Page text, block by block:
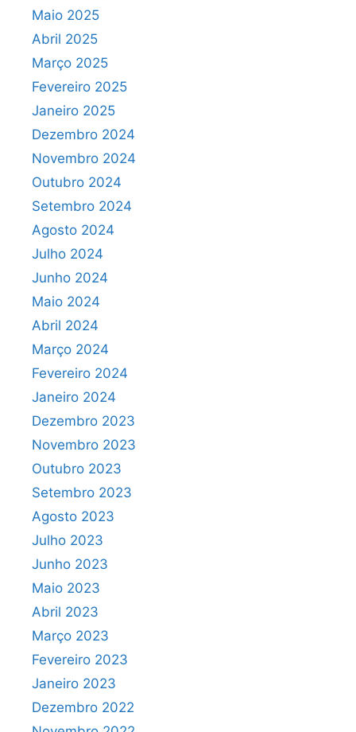
Maio 2025
Abril 2025
Março 2025
Fevereiro 2025
Janeiro 2025
Dezembro 2024
Novembro 2024
Outubro 2024
Setembro 2024
Agosto 2024
Julho 2024
Junho 2024
Maio 2024
Abril 2024
Março 2024
Fevereiro 2024
Janeiro 2024
Dezembro 2023
Novembro 2023
Outubro 2023
Setembro 2023
Agosto 2023
Julho 2023
Junho 2023
Maio 2023
Abril 2023
Março 2023
Fevereiro 2023
Janeiro 2023
Dezembro 2022